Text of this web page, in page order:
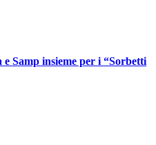
Samp insieme per i “Sorbetti